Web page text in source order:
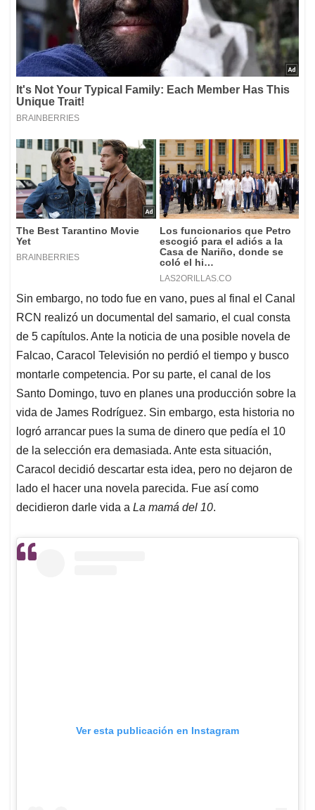
Sin embargo, no todo fue en vano, pues al final el Canal
RCN realizó un documental del samario, el cual consta
de 5 capítulos. Ante la noticia de una posible novela de
Falcao, Caracol Televisión no perdió el tiempo y busco
montarle competencia. Por su parte, el canal de los
Santo Domingo, tuvo en planes una producción sobre la
vida de James Rodríguez. Sin embargo, esta historia no
logró arrancar pues la suma de dinero que pedía el 10
de la selección era demasiada. Ante esta situación,
Caracol decidió descartar esta idea, pero no dejaron de
lado el hacer una novela parecida. Fue así como
decidieron darle vida a La mamá del 10.
Ver esta publicación en Instagram